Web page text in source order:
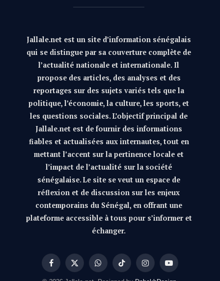
Jallale.net est un site d’information sénégalais
qui se distingue par sa couverture complète de
l’actualité nationale et internationale. Il
propose des articles, des analyses et des
reportages sur des sujets variés tels que la
politique, l’économie, la culture, les sports, et
les questions sociales. L’objectif principal de
Jallale.net est de fournir des informations
fiables et actualisées aux internautes, tout en
mettant l’accent sur la pertinence locale et
l’impact de l’actualité sur la société
sénégalaise. Le site se veut un espace de
réflexion et de discussion sur les enjeux
contemporains du Sénégal, en offrant une
plateforme accessible à tous pour s’informer et
échanger.
Facebook
X
(Twitter)
WhatsAppTikTok InstagramYouTube